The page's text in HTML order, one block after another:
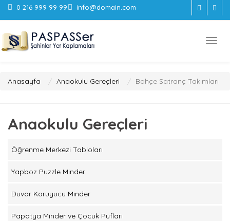
0 216 999 99 99 info@domain.com
Anasayfa Anaokulu Gereçleri Bahçe Satranç Takımları
Anaokulu Gereçleri
Öğrenme Merkezi Tabloları
Yapboz Puzzle Minder
Duvar Koruyucu Minder
Papatya Minder ve Çocuk Pufları